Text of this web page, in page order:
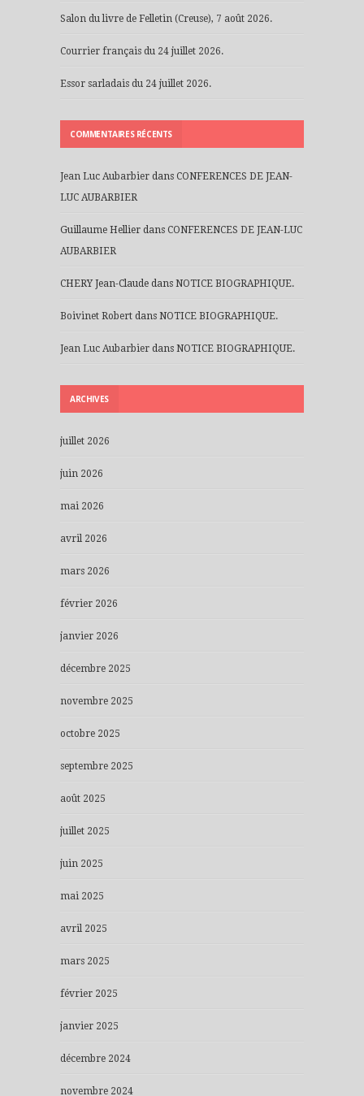
Salon du livre de Felletin (Creuse), 7 août 2026.
Courrier français du 24 juillet 2026.
Essor sarladais du 24 juillet 2026.
COMMENTAIRES RÉCENTS
Jean Luc Aubarbier dans CONFERENCES DE JEAN-
LUC AUBARBIER
Guillaume Hellier dans CONFERENCES DE JEAN-LUC
AUBARBIER
CHERY Jean-Claude dans NOTICE BIOGRAPHIQUE.
Boivinet Robert dans NOTICE BIOGRAPHIQUE.
Jean Luc Aubarbier dans NOTICE BIOGRAPHIQUE.
ARCHIVES
juillet 2026
juin 2026
mai 2026
avril 2026
mars 2026
février 2026
janvier 2026
décembre 2025
novembre 2025
octobre 2025
septembre 2025
août 2025
juillet 2025
juin 2025
mai 2025
avril 2025
mars 2025
février 2025
janvier 2025
décembre 2024
novembre 2024